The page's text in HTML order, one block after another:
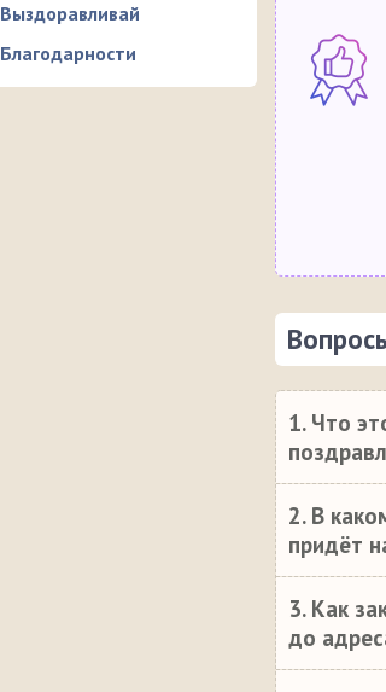
Выздоравливай
Благодарности
1. Что
2. В
придёт
3. Как
до